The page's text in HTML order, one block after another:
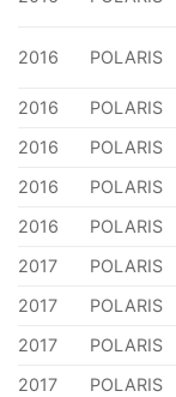
2016 POLARIS
2016 POLARIS
2016
POLARIS
2016
POLARIS
2016
POLARIS
2017
POLARIS
2017
POLARIS
2017
POLARIS
2017
POLARIS